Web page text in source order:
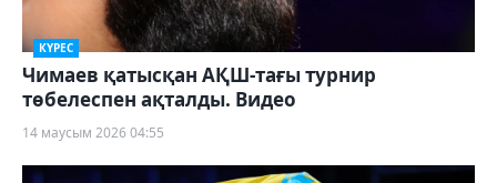
КҮРЕС
Чимаев қатысқан АҚШ-тағы турнир
төбелеспен ақталды. Видео
14 маусым 2026 04:55